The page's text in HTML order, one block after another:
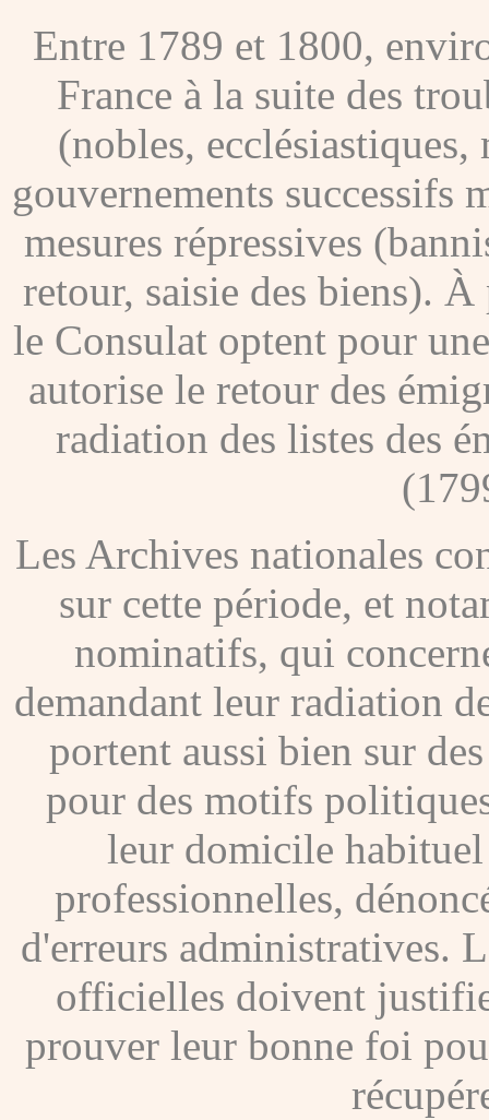
Entre 1789 et 1800,
France à la suite des
(nobles,
gouvernements successifs
mesures répressives
retour, saisie des biens).
le Consulat optent pour
autorise le retour des
radiation des listes des
Les Archives nationales
sur cette période, et
nominatifs, qui
demandant leur radiation
portent aussi bien sur
pour des motifs
leur domicile
professionnelles,
d'erreurs administratives.
officielles doivent
prouver leur bonne foi